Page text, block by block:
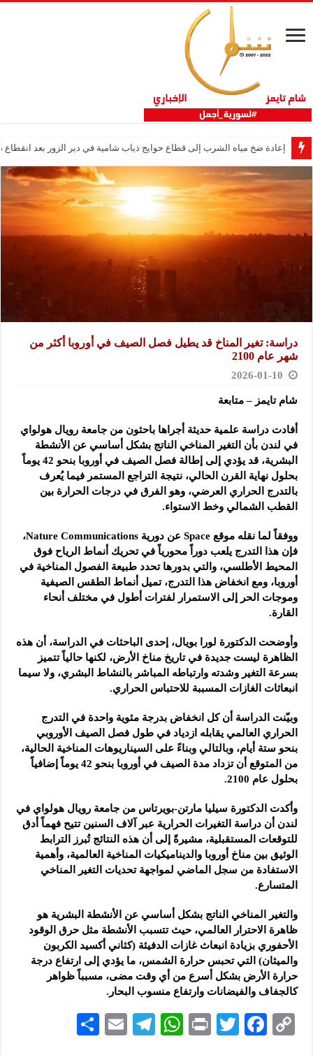
إعادة ضخ مياه الشرب إلى قطاع حوايج ذياب شامية في دير الزور بعد انقطاع دام 12
دراسة: تغير المناخ قد يطيل فصل الصيف في أوروبا أكثر من
شهر عام 2100
2026-01-10
شام تايمز – متابعة
أفادت دراسة علمية حديثة أجراها باحثون من جامعة رويال هولواي
في لندن بأن التغير المناخي الناتج بشكل أساسي عن الأنشطة
البشرية، قد يؤدي إلى إطالة فصل الصيف في أوروبا بنحو 42 يوماً
بحلول نهاية القرن الحالي، نتيجة التراجع المستمر فيما يُعرف
بالتدرج الحراري العرضي، وهو الفرق في درجات الحرارة بين
القطب الشمالي وخط الاستواء.
ووفقاً لما نقله موقع Space عن دورية Nature Communications،
فإن هذا التدرج يلعب دوراً محورياً في تحريك أنماط الرياح فوق
المحيط الأطلسي، والتي بدورها تحدد طبيعة الفصول المناخية في
أوروبا، ومع انخفاض هذا التدرج، تميل أنماط الطقس الصيفية
وموجات الحر إلى الاستمرار لفترات أطول في مختلف أنحاء
القارة.
وأوضحت الدكتورة لورا بويال، إحدى الباحثات في الدراسة، أن هذه
الظاهرة ليست جديدة في تاريخ مناخ الأرض، لكنها حالياً تتميز
بسرعة التغير وشدته وارتباطه المباشر بالنشاط البشري، ولا سيما
انبعاثات الغازات المسببة للاحتباس الحراري.
وبيّنت الدراسة أن كل انخفاض بدرجة مئوية واحدة في التدرج
الحراري العالمي يقابله ازدياد في طول فصل الصيف الأوروبي
بنحو ستة أيام، وبالتالي وبناءً على السيناريوهات المناخية الحالية،
من المتوقع أن تزداد مدة الصيف في أوروبا بنحو 42 يوماً إضافياً
بحلول عام 2100.
وأكدت الدكتورة سيليا مارتن-بويرتاس من جامعة رويال هولواي في
لندن أن دراسة التغيرات الحرارية عبر آلاف السنين تتيح فهماً أدق
للتوقعات المستقبلية، مشيرةً إلى أن هذه النتائج تُبرز الترابط
الوثيق بين مناخ أوروبا والديناميكيات المناخية العالمية، وأهمية
الاستفادة من سجل الماضي لمواجهة تحديات التغير المناخي
المتسارع.
والتغير المناخي الناتج بشكل أساسي عن الأنشطة البشرية هو
ظاهرة الاحترار العالمي، حيث تتسبب الأنشطة مثل حرق الوقود
الأحفوري بزيادة انبعاث غازات الدفيئة (كثاني أكسيد الكربون
والميثان) التي تحبس حرارة الشمس، ما يؤدي إلى ارتفاع درجة
حرارة الأرض بشكل أسرع من أي وقت مضى، مسبباً ظواهر
كالجفاف والفيضانات وارتفاع منسوب البحار.
C
F
T
P
W
Te
E